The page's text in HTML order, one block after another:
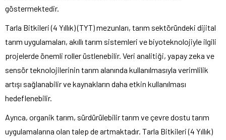
göstermektedir.
Tarla Bitkileri (4 Yıllık) (TYT) mezunları, tarım sektöründeki dijital
tarım uygulamaları, akıllı tarım sistemleri ve biyoteknolojiyle ilgili
projelerde önemli roller üstlenebilir. Veri analitiği, yapay zeka ve
sensör teknolojilerinin tarım alanında kullanılmasıyla verimlilik
artışı sağlanabilir ve kaynakların daha etkin kullanılması
hedeflenebilir.
Ayrıca, organik tarım, sürdürülebilir tarım ve çevre dostu tarım
uygulamalarına olan talep de artmaktadır. Tarla Bitkileri (4 Yıllık)